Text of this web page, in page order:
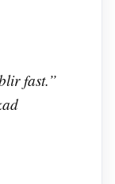
fast.”